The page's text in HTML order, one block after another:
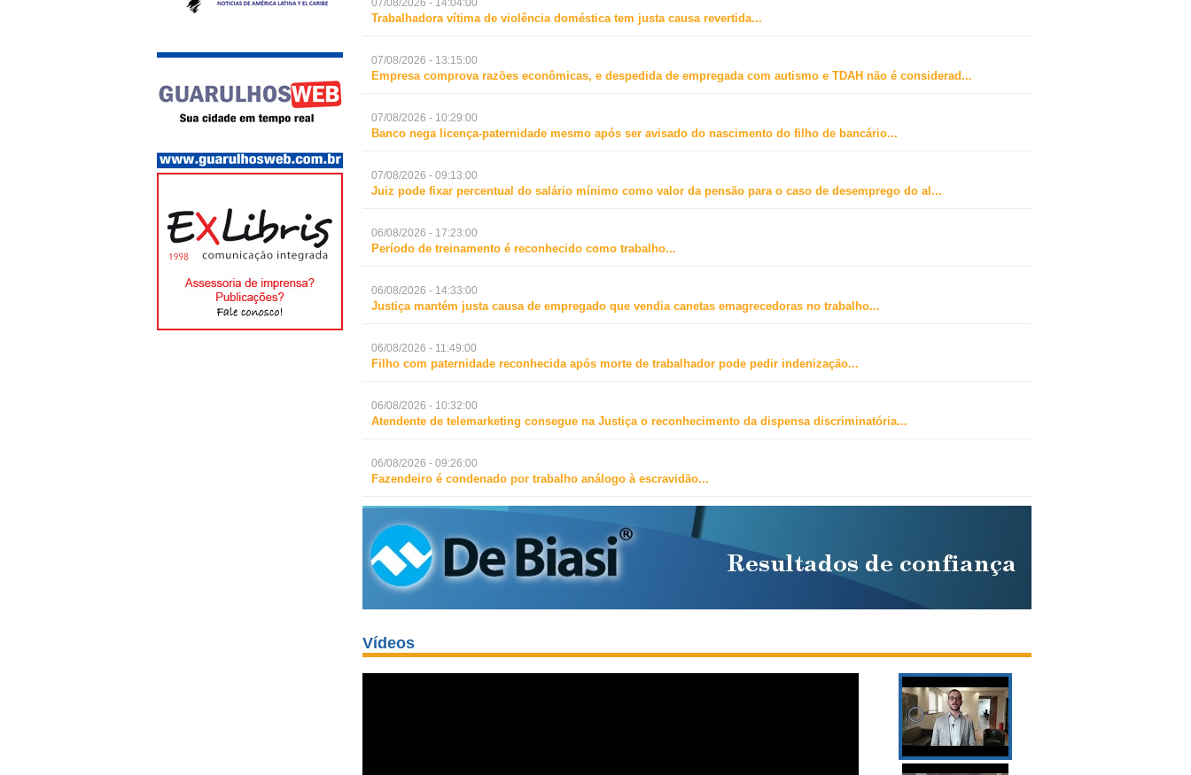
07/08/2026 - 14:04:00
Trabalhadora vítima de violência doméstica tem justa causa revertida...
07/08/2026 - 13:15:00
Empresa comprova razões econômicas, e despedida de empregada com autismo e TDAH não é considerad...
07/08/2026 - 10:29:00
Banco nega licença-paternidade mesmo após ser avisado do nascimento do filho de bancário...
07/08/2026 - 09:13:00
Juiz pode fixar percentual do salário mínimo como valor da pensão para o caso de desemprego do al ...
06/08/2026 - 17:23:00
Período de treinamento é reconhecido como trabalho...
06/08/2026 - 14:33:00
Justiça mantém justa causa de empregado que vendia canetas emagrecedoras no trabalho...
06/08/2026 - 11:49:00
Filho com paternidade reconhecida após morte de trabalhador pode pedir indenização...
06/08/2026 - 10:32:00
Atendente de telemarketing consegue na Justiça o reconhecimento da dispensa discriminatória...
06/08/2026 - 09:26:00
Fazendeiro é condenado por trabalho análogo à escravidão...
Vídeos